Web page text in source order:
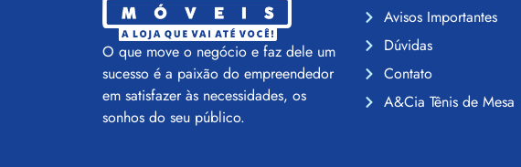
O que move o negócio e faz dele um
sucesso é a paixão do empreendedor
em satisfazer às necessidades, os
sonhos do seu público.
Avisos Importantes
Dúvidas
Contato
A&Cia Tênis de Mesa